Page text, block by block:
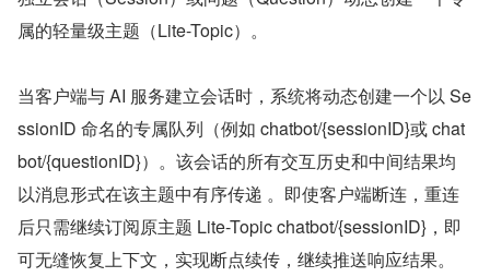
属的轻量级主题（Lite-Topic）。
当客户端与 AI 服务建立会话时，系统将动态创建一个以 Se
ssionID 命名的专属队列（例如 chatbot/{sessionID}或 chat
bot/{questionID}）。该会话的所有交互历史和中间结果均
以消息形式在该主题中有序传递 。即使客户端断连，重连
后只需继续订阅原主题 Lite-Topic chatbot/{sessionID}，即
可无缝恢复上下文，实现断点续传，继续推送响应结果。